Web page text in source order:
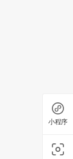
小程序